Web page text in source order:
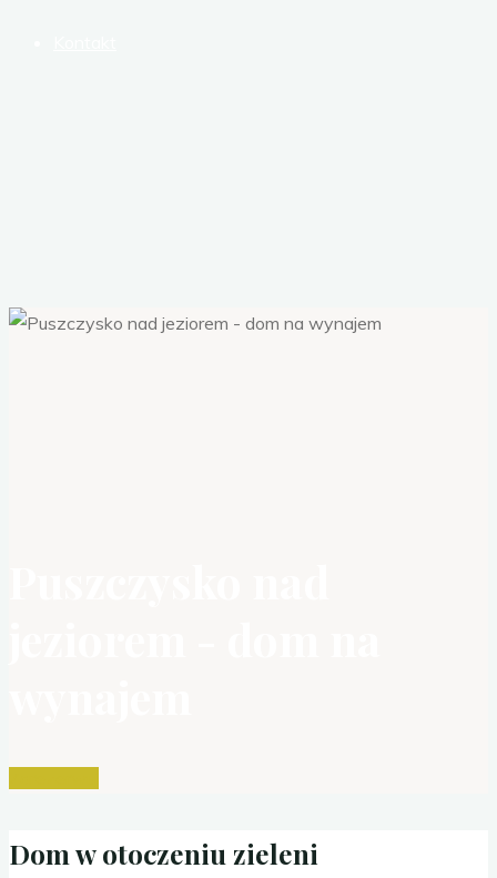
Dom w otoczeniu zieleni